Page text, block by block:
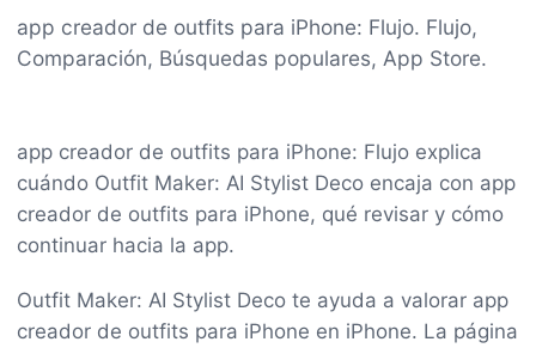
app creador de outfits para iPhone: Flujo. Flujo,
Comparación, Búsquedas populares, App Store.
app creador de outfits para iPhone: Flujo explica
cuándo Outfit Maker: AI Stylist Deco encaja con app
creador de outfits para iPhone, qué revisar y cómo
continuar hacia la app.
Outfit Maker: AI Stylist Deco te ayuda a valorar app
creador de outfits para iPhone en iPhone. La página